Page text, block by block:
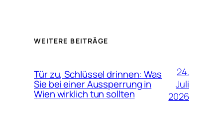
WEITERE BEITRÄGE
Tür zu, Schlüssel drinnen: Was
Sie bei einer Aussperrung in
Wien wirklich tun sollten
24.
Juli
2026